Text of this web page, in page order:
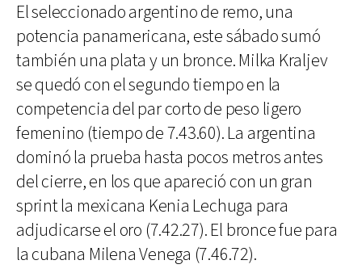
El seleccionado argentino de remo, una
potencia panamericana, este sábado sumó
también una plata y un bronce. Milka Kraljev
se quedó con el segundo tiempo en la
competencia del par corto de peso ligero
femenino (tiempo de 7.43.60). La argentina
dominó la prueba hasta pocos metros antes
del cierre, en los que apareció con un gran
sprint la mexicana Kenia Lechuga para
adjudicarse el oro (7.42.27). El bronce fue para
la cubana Milena Venega (7.46.72).